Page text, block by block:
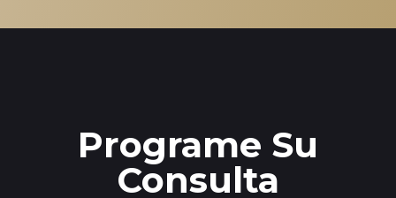
Programe Su
Consulta